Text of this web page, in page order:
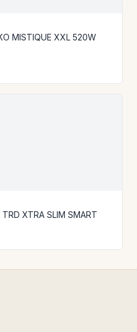
MISTIQUE XXL 520W
ΗΛΕΚΤΡΙΚΟ ΤΖΑΚΙ AMANTΙI TRD XTRA SLIM SMART